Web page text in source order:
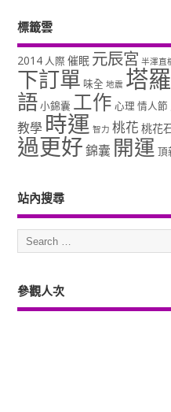
標籤雲
2014 人際 催眠 元辰宮 半澤直
下訂單 味全 地震 塔羅
語小錦囊 工作 心理 情人節
教學 時運 智力 桃花 桃花
過更好錦囊 開運 頂
站內搜尋
參觀人次